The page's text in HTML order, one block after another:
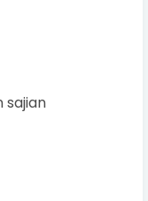
sajian